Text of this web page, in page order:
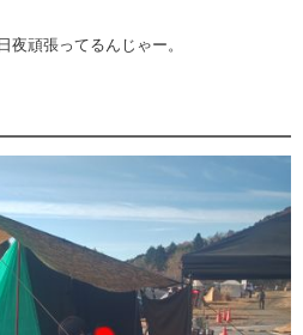
夜頑張ってるんじゃー。